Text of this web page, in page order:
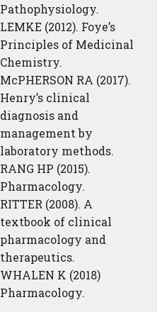
Pathophysiology.
LEMKE (2012). Foye’s
Principles of Medicinal
Chemistry.
McPHERSON RA (2017).
Henry’s clinical
diagnosis and
management by
laboratory methods.
RANG HP (2015).
Pharmacology.
RITTER (2008). A
textbook of clinical
pharmacology and
therapeutics.
WHALEN K (2018)
Pharmacology.